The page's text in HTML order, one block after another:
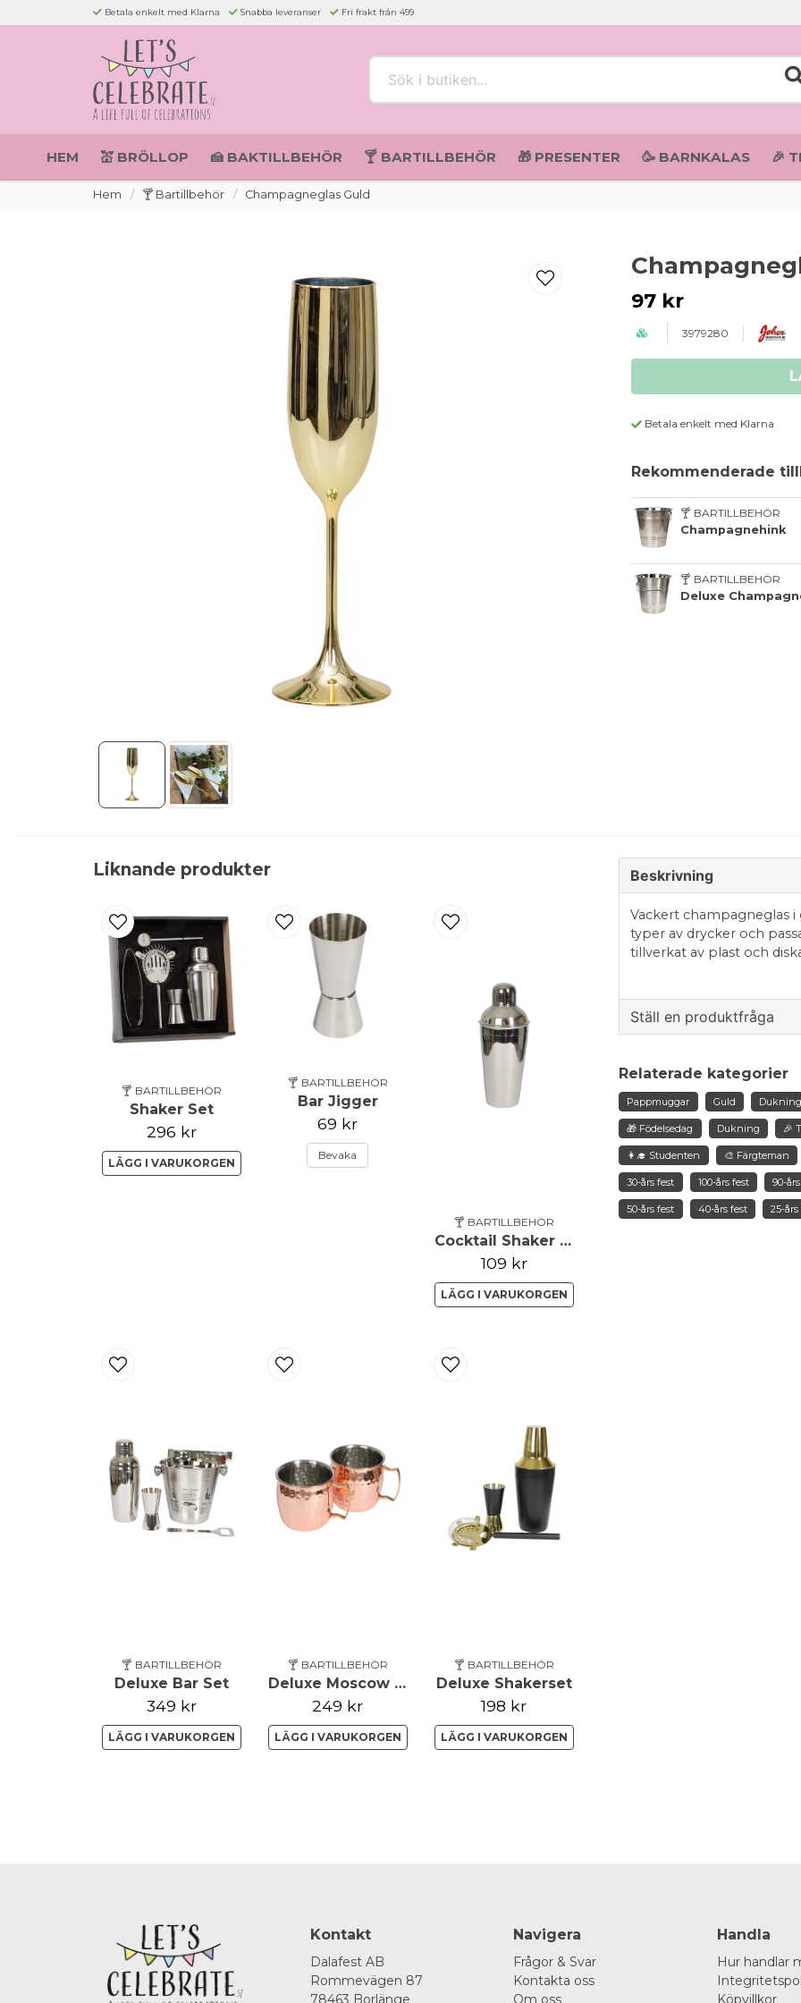
Betala enkelt med Klarna Snabba leveranser Fri frakt från 499
HEM 💒 BRÖLLOP 🍰 BAKTILLBEHÖR 🍸 BARTILLBEHÖR 🎁 PRESENTER 🥳 BARNKALAS 🎉
Hem 🍸 Bartillbehör Champagneglas Guld
97 kr
3979280
Betala enkelt med Klarna
Rekommenderade
🍸 BARTILLBEHÖR
Champagnehink
🍸 BARTILLBEHÖR
Deluxe
Liknande produkter
🍸 BARTILLBEHÖR
Shaker Set
296 kr
LÄGG I VARUKORGEN
🍸 BARTILLBEHÖR
Bar Jigger
69 kr
Bevaka
🍸 BARTILLBEHÖR
Cocktail Shaker 500ml
109 kr
LÄGG I VARUKORGEN
🍸 BARTILLBEHÖR
Deluxe Bar Set
349 kr
LÄGG I VARUKORGEN
🍸 BARTILLBEHÖR
Deluxe Moscow Mule Set
249 kr
LÄGG I VARUKORGEN
🍸 BARTILLBEHÖR
Deluxe Shakerset
198 kr
LÄGG I VARUKORGEN
Beskrivning
Vackert champagneglas i
typer av drycker och
tillverkat av plast och
Ställ en produktfråga
Fråga oss något om
name
Namn
Relaterade kategorier
Pappmuggar Guld Dukning
🎁 Födelsedag Dukning 🎉
👩‍🎓 Studenten 🎨 Färgteman
30-års fest 100-års fest 90-
50-års fest 40-års fest 25-
Kontakt
Dalafest AB
Rommevägen 87
78463 Borlänge
Navigera
Frågor & Svar
Kontakta oss
Om oss
Handla
Hur handlar
Köpvillkor